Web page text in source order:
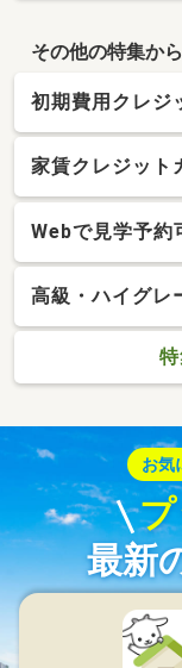
その他の特集か
初期費用クレジ
家賃クレジット
Webで見学予約
高級・ハイグレ
お気
最新